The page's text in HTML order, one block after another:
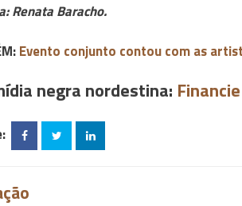
Renata Baracho.
Evento conjunto contou com as
negra nordestina: